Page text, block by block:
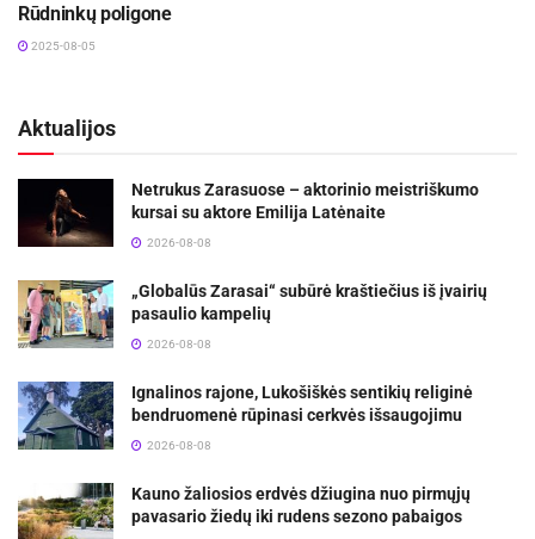
Rūdninkų poligone
2025-08-05
Aktualijos
Netrukus Zarasuose – aktorinio meistriškumo
kursai su aktore Emilija Latėnaite
2026-08-08
„Globalūs Zarasai“ subūrė kraštiečius iš įvairių
pasaulio kampelių
2026-08-08
Ignalinos rajone, Lukošiškės sentikių religinė
bendruomenė rūpinasi cerkvės išsaugojimu
2026-08-08
Kauno žaliosios erdvės džiugina nuo pirmųjų
pavasario žiedų iki rudens sezono pabaigos